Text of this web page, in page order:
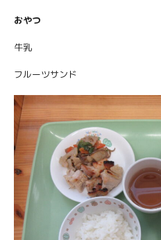
おやつ
牛乳
フルーツサンド